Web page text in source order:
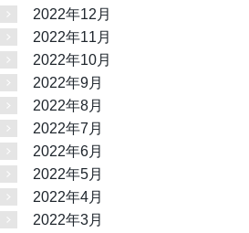
2022年12月
2022年11月
2022年10月
2022年9月
2022年8月
2022年7月
2022年6月
2022年5月
2022年4月
2022年3月